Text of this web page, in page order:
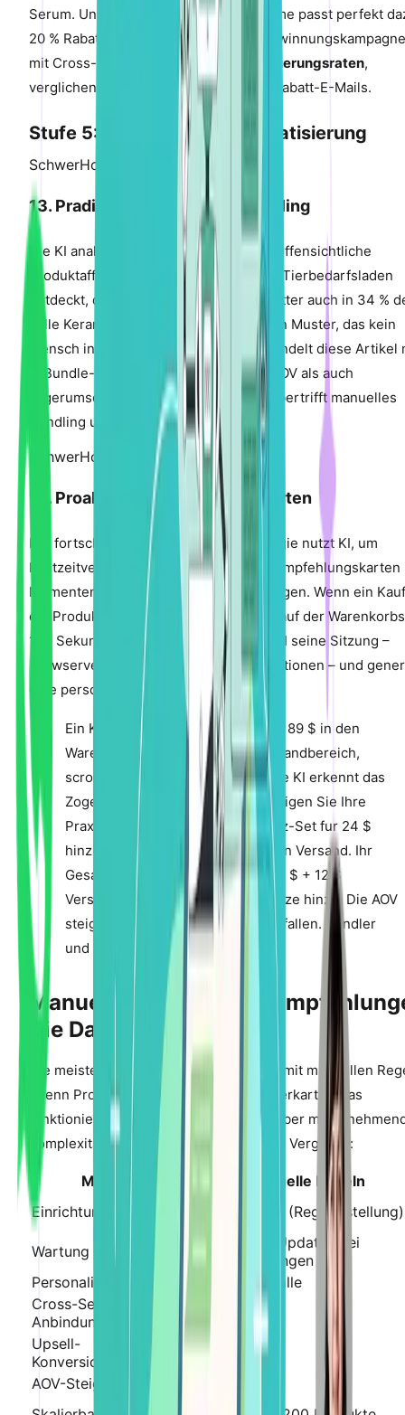
Serum. Unsere neue Retinol-Nachtcreme passt perfekt
20 % Rabatt fur Ihre Ruckkehr."
mit Cross-Sell erzielen 8-15 % Reaktivierungsraten,
verglichen mit 3-5 % bei generischen Rabatt-E-Mails.
Stufe 5: KI-gestutzte Automatisierung
SchwerHohe Auswirkung
13. Pradiktives KI-Produkt-Bundling
Die KI analysiert Kaufmuster, um nicht offensichtliche
Produktaffinitaten zu identifizieren. Ein Tierbedarfsladen
entdeckt, dass Kaufer von Bio-Hundefutter auch in 34 %
Falle Keramik-Wasserna pfe kaufen – ein Muster, das kein
Mensch intuitiv erkannt hatte. Die KI bundelt diese Artikel
% Bundle-Rabatt und steigert sowohl AOV als auch
Lagerumschlag. Pradiktives Bundling ubertrifft manuelles
Bundling um
25-40 %.
SchwerHohe Auswirkung
14. Proaktive KI-Empfehlungskarten
Die fortschrittlichste Cross-Sell-Strategie nutzt KI, um
Echtzeitverhalten zu uberwachen und Empfehlungskarten
Momenten hoher Kaufintention anzuzeigen. Wenn ein
ein Produkt in den Warenkorb legt und auf der
10+ Sekunden verharrt, analysiert die KI seine Sitzung –
Browserverlauf, Preisfilter, Chat-Interaktionen – und
eine personalisierte Cross-Sell-Karte.
Ein Kaufer legt eine Yogamatte fur 89 $ in den
Warenkorb. Er fahrt uber den Versandbereich,
scrollt dann Richtung Ausgang. Die KI erkennt das
Zogern und zeigt an: „Vervollstandigen Sie Ihre
Praxis: Fugen Sie dieses Yogaklotz-Set fur 24 $
hinzu und erhalten Sie kostenlosen Versand. Ihr
Gesamtbetrag wird 113 $ (statt 101 $ + 12 $
Versand)." Der Kaufer fugt die Klotze hinzu. Die AOV
steigt um 12 $. Versandkosten entfallen. Handler
und Kaufer gewinnen.
Manuelle Regeln vs KI-
Die Daten
Die meisten Shopify-Handler beginnen mit manuellen
„Wenn Produkt = Kamera, zeige Speicherkarte." Das
funktioniert fur kleine Kataloge, bricht aber mit
Komplexitat zusammen. Hier der direkte Vergleich:
Metrik
Manuelle Regeln
Einrichtungszeit
20-40 Stunden (Regelerstellung)
Wartung
Wochentliche Updates bei
Kataloganderungen
Personalisierung
Einheitlich fur alle
Cross-Sell-
Anbindungsrate
2-5 %
Upsell-
Konversionsrate
5-8 %
AOV-Steigerung